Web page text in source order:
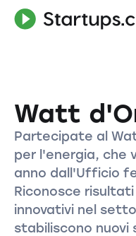
Watt
Partecipate al
per l'energia, che
anno dall'Ufficio
Riconosce
innovativi nel
stabiliscono nuovi